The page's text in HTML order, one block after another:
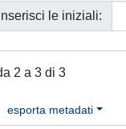
le iniziali:
2 a 3 di 3
esporta metadati